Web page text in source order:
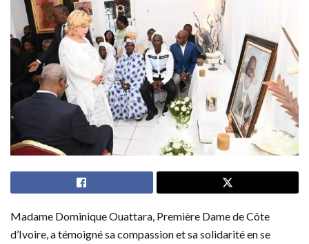
Madame Dominique Ouattara, Première Dame de Côte
d’Ivoire, a témoigné sa compassion et sa solidarité en se